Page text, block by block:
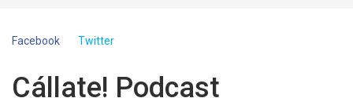
Facebook Twitter
Cállate! Podcast